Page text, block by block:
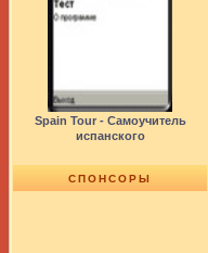
Spain Tour - Самоучитель
испанского
СПОНСОРЫ